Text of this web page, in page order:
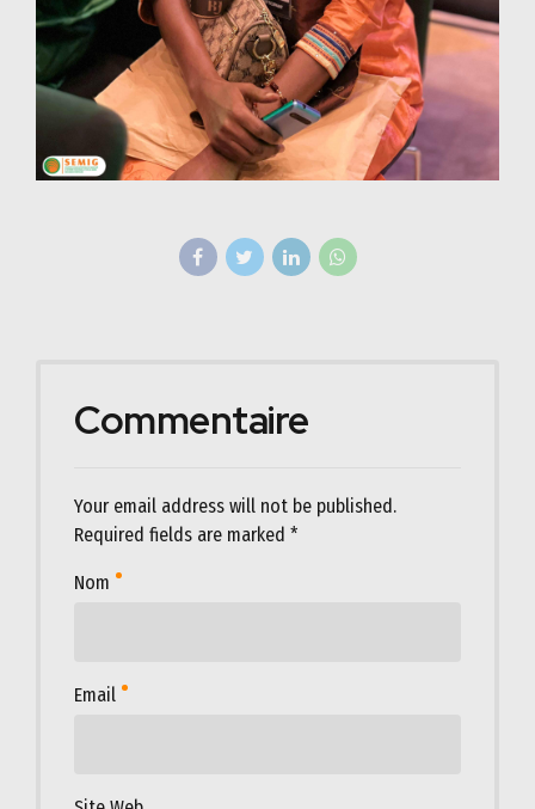
Commentaire
Your email address will not be published.
Required fields are marked *
Nom
Email